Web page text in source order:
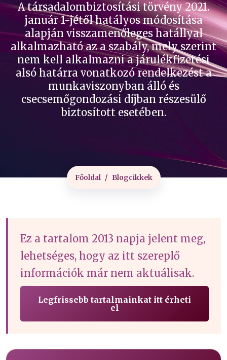
A társadalombiztosítási törvény 2021.
január 1-jétől hatályos módosítása
alapján visszamenőleges hatállyal
alkalmazható az a szabály, mely szerint
nem kell alkalmazni a járulékfizetési
alsó határra vonatkozó rendelkezést a
munkaviszonyban álló és
csecsemőgondozási díjban részesülő
biztosított esetében.
Főoldal Blogcikkek
Ez a tartalom 2013 napja jelent meg,
lehetséges, hogy az itt szereplő
információk már nem aktuálisak.
Legfrissebb tartalmainkat itt érheti
el